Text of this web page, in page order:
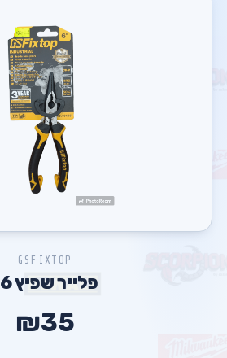
GSFIXTOP
פלייר שפיץ 6"
₪35